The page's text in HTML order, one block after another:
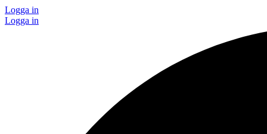
Logga in
Logga in